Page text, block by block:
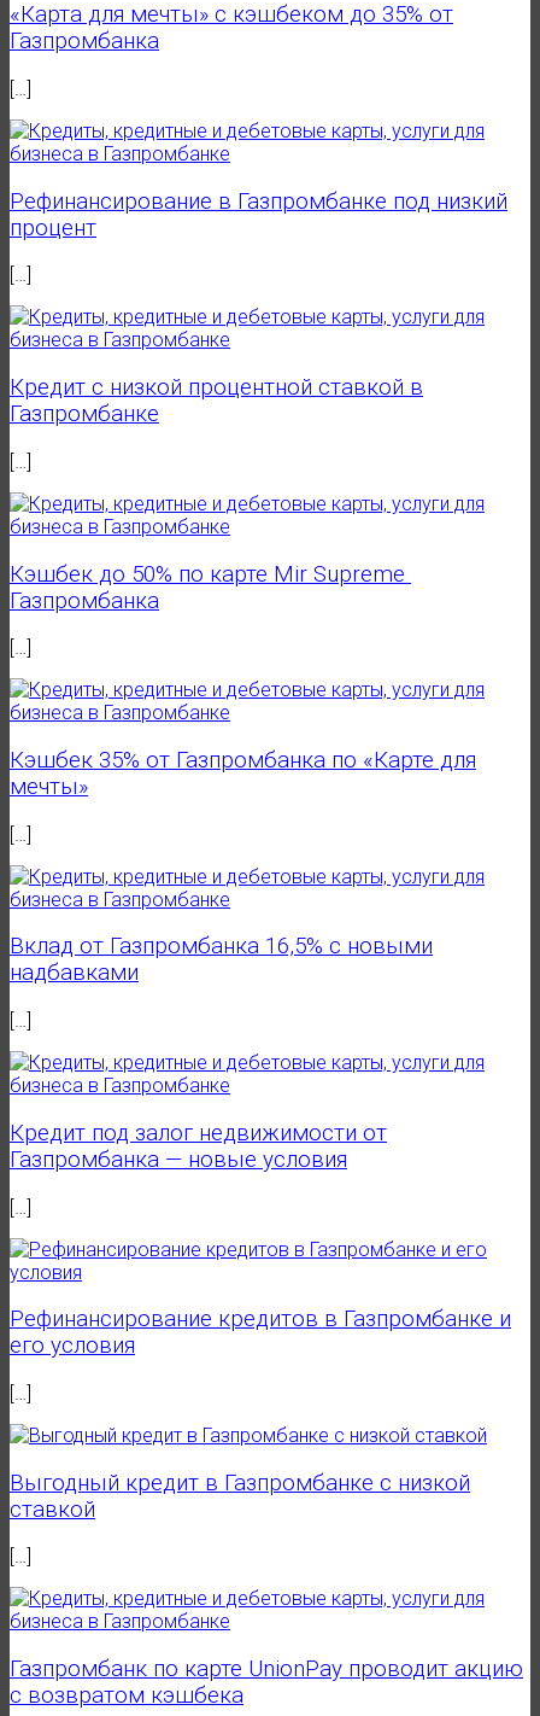
«Карта для мечты» с кэшбеком до 35% от
Газпромбанка
[…]
Рефинансирование в Газпромбанке под низкий
процент
[…]
Кредит с низкой процентной ставкой в
Газпромбанке
[…]
Кэшбек до 50% по карте Mir Supreme
Газпромбанка
[…]
Кэшбек 35% от Газпромбанка по «Карте для
мечты»
[…]
Вклад от Газпромбанка 16,5% с новыми
надбавками
[…]
Кредит под залог недвижимости от
Газпромбанка — новые условия
[…]
Рефинансирование кредитов в Газпромбанке и
его условия
[…]
Выгодный кредит в Газпромбанке с низкой
ставкой
[…]
Газпромбанк по карте UnionPay проводит акцию
с возвратом кэшбека